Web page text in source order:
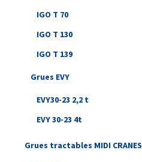
IGO T 70
IGO T 130
IGO T 139
Grues EVY
EVY30-23 2,2 t
EVY 30-23 4t
Grues tractables MIDI CRANES